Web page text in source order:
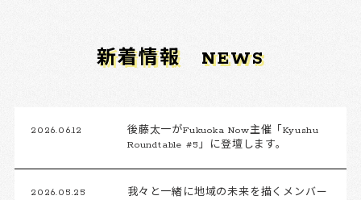
新着情報 NEWS
2026.06.12
後藤太一がFukuoka Now主催「Kyushu
Roundtable #5」に登壇します。
2026.05.25
我々と一緒に地域の未来を描くメンバー